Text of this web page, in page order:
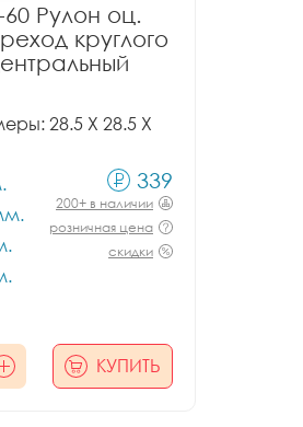
Рулон оц.
круглого
28.5 X 28.5 X
339
200+ в наличии
розничная цена
скидки
КУПИТЬ